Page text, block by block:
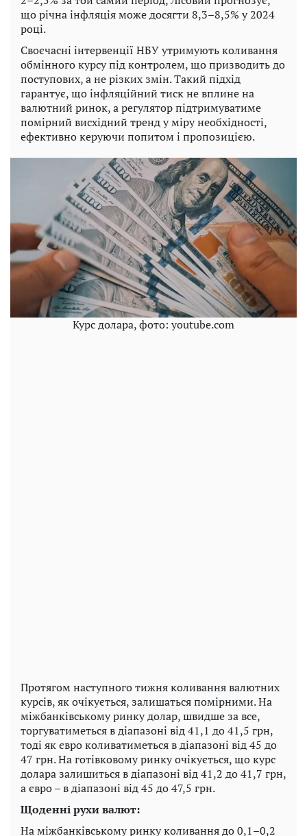
що річна інфляція може досягти 8,3–8,5% у 2024
році.
Своєчасні інтервенції НБУ утримують коливання
обмінного курсу під контролем, що призводить до
поступових, а не різких змін. Такий підхід
гарантує, що інфляційний тиск не вплине на
валютний ринок, а регулятор підтримуватиме
помірний висхідний тренд у міру необхідності,
ефективно керуючи попитом і пропозицією.
Курс долара, фото: youtube.com
Протягом наступного тижня коливання валютних
курсів, як очікується, залишаться помірними. На
міжбанківському ринку долар, швидше за все,
торгуватиметься в діапазоні від 41,1 до 41,5 грн,
тоді як євро коливатиметься в діапазоні від 45 до
47 грн. На готівковому ринку очікується, що курс
долара залишиться в діапазоні від 41,2 до 41,7 грн,
а євро – в діапазоні від 45 до 47,5 грн.
Щоденні рухи валют:
На міжбанківському ринку коливання до 0,1–0,2